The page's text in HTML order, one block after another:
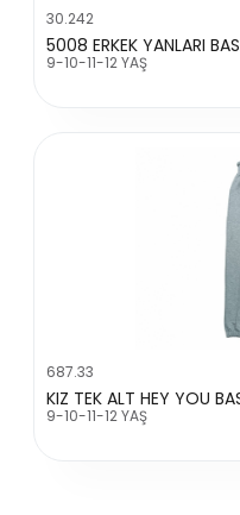
30.242
5008 ERKEK YANLARI
9-10-11-12 YAŞ
687.33
KIZ TEK ALT HEY YOU
9-10-11-12 YAŞ